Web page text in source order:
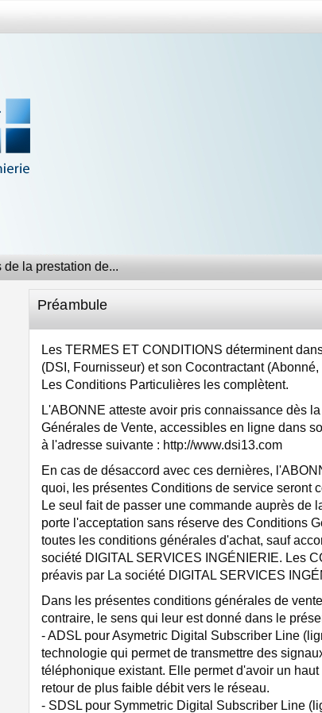
la prestation de...
Préambule
Les TERMES ET CONDITIONS déterminent
(DSI, Fournisseur) et son Cocontractant
Les Conditions Particulières les complètent.
L'ABONNE atteste avoir pris connaissance dès
Générales de Vente, accessibles en ligne dans
à l'adresse suivante : http://www.dsi13.com
En cas de désaccord avec ces dernières,
quoi, les présentes Conditions de service seront
Le seul fait de passer une commande auprès de
porte l'acceptation sans réserve des Conditions
toutes les conditions générales d'achat, sauf
société DIGITAL SERVICES INGÉNIERIE. Les
préavis par La société DIGITAL SERVICES
Dans les présentes conditions générales de
contraire, le sens qui leur est donné dans le
- ADSL pour Asymetric Digital Subscriber Line
technologie qui permet de transmettre des
téléphonique existant. Elle permet d'avoir un
retour de plus faible débit vers le réseau.
- SDSL pour Symmetric Digital Subscriber Line